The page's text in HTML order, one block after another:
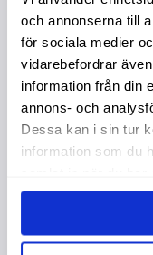
och annonserna till
för sociala medier
vidarebefordrar
information från din
annons- och
Dessa kan i sin tur
information som du